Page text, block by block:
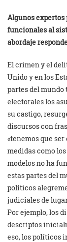
Algunos expertos
funcionales al
abordaje
El crimen y el
Unido y en los
partes del
electorales los
su castigo,
discursos con
«tenemos que
medidas como
modelos no ha
estas partes del
políticos
judiciales de
Por ejemplo, los
descriptos
eso, los políticos